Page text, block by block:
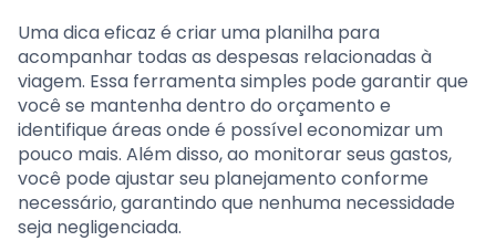
Uma dica eficaz é criar uma planilha para
acompanhar todas as despesas relacionadas à
viagem. Essa ferramenta simples pode garantir que
você se mantenha dentro do orçamento e
identifique áreas onde é possível economizar um
pouco mais. Além disso, ao monitorar seus gastos,
você pode ajustar seu planejamento conforme
necessário, garantindo que nenhuma necessidade
seja negligenciada.